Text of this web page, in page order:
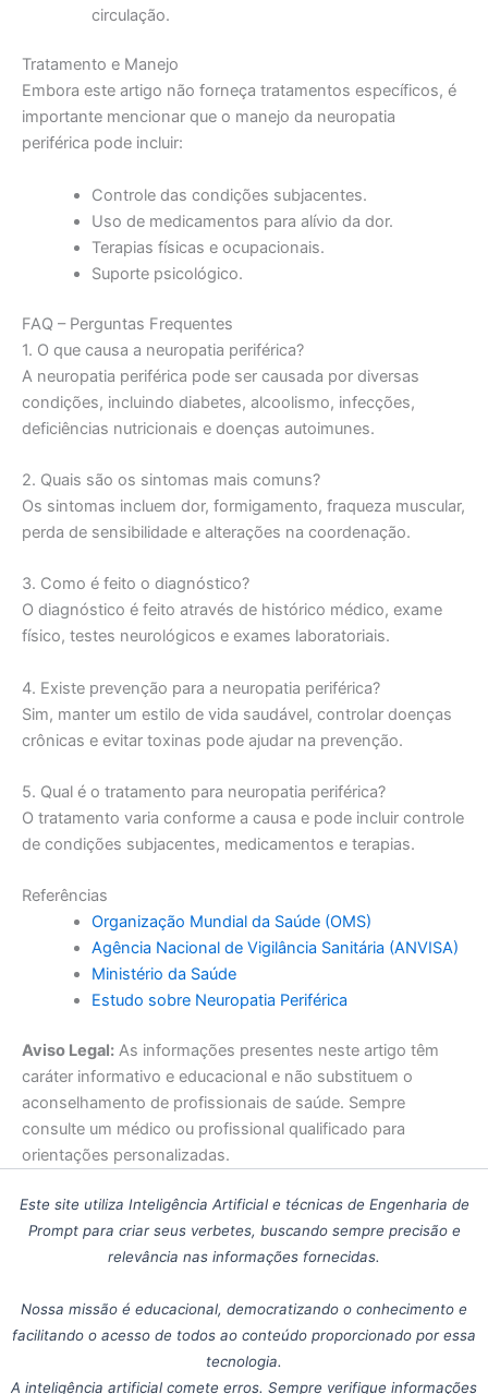
circulação.
Tratamento e Manejo
Embora este artigo não forneça tratamentos específicos, é
importante mencionar que o manejo da neuropatia
periférica pode incluir:
Controle das condições subjacentes.
Uso de medicamentos para alívio da dor.
Terapias físicas e ocupacionais.
Suporte psicológico.
FAQ – Perguntas Frequentes
1. O que causa a neuropatia periférica?
A neuropatia periférica pode ser causada por diversas
condições, incluindo diabetes, alcoolismo, infecções,
deficiências nutricionais e doenças autoimunes.
2. Quais são os sintomas mais comuns?
Os sintomas incluem dor, formigamento, fraqueza muscular,
perda de sensibilidade e alterações na coordenação.
3. Como é feito o diagnóstico?
O diagnóstico é feito através de histórico médico, exame
físico, testes neurológicos e exames laboratoriais.
4. Existe prevenção para a neuropatia periférica?
Sim, manter um estilo de vida saudável, controlar doenças
crônicas e evitar toxinas pode ajudar na prevenção.
5. Qual é o tratamento para neuropatia periférica?
O tratamento varia conforme a causa e pode incluir controle
de condições subjacentes, medicamentos e terapias.
Referências
Organização Mundial da Saúde (OMS)
Agência Nacional de Vigilância Sanitária (ANVISA)
Ministério da Saúde
Estudo sobre Neuropatia Periférica
Aviso Legal: As informações presentes neste artigo têm
caráter informativo e educacional e não substituem o
aconselhamento de profissionais de saúde. Sempre
consulte um médico ou profissional qualificado para
orientações personalizadas.
Este site utiliza Inteligência Artificial e técnicas de Engenharia de
Prompt para criar seus verbetes, buscando sempre precisão e
relevância nas informações fornecidas.
Nossa missão é educacional, democratizando o conhecimento e
facilitando o acesso de todos ao conteúdo proporcionado por essa
tecnologia.
A inteligência artificial comete erros. Sempre verifique informações